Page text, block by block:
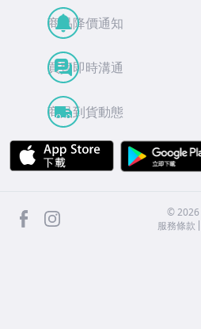
商品降價通知
買賣即時溝通
商品到貨動態
APP Store
facebook ©2026
服務條款